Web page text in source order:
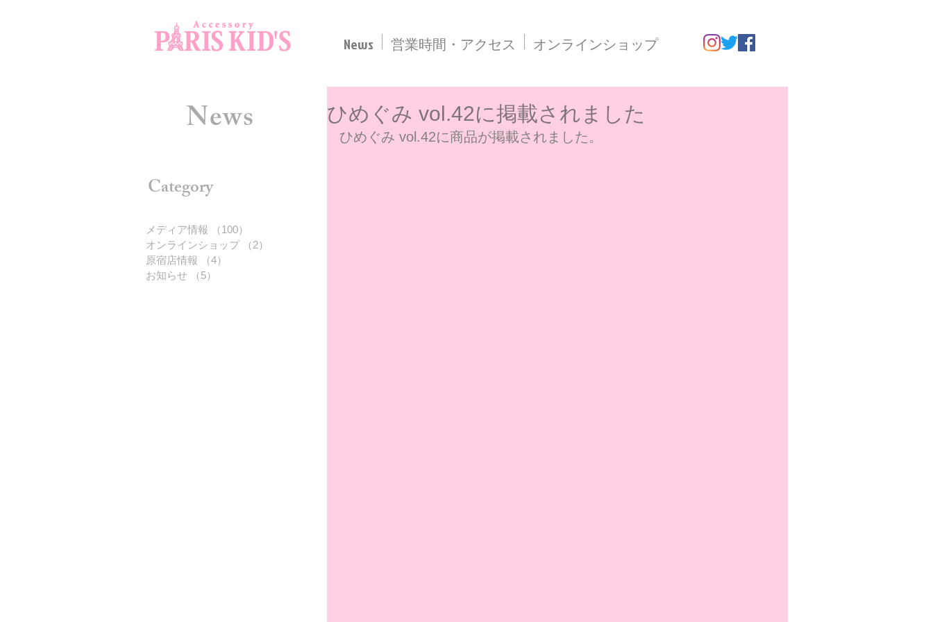
News 営業時間・アクセス オンラインショップ
News
Category
メディア情報 （100）
オンラインショップ
（2）
原宿店情報
（4）
お知らせ
（5）
ひめぐみ vol.42に掲載されました
ひめぐみ vol.42に商品が掲載されました。